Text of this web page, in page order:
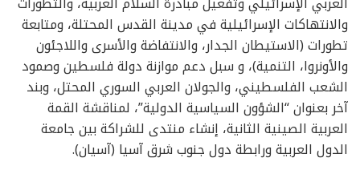
والانتهاكات الإسرائيلية في مدينة القدس المحتلة، ومتابعة
تطورات (الاستيطان الجدار، والانتفاضة والأسرى واللاجئون
والأونروا، التنمية)، و سبل دعم موازنة دولة فلسطين وصمود
الشعب الفلسطيني، والجولان العربي السوري المحتل، وبند
آخر بعنوان “الشؤون السياسية الدولية”، لمناقشة القمة
العربية الصينية الثانية، إنشاء منتدى للشراكة بين جامعة
الدول العربية ورابطة دول جنوب شرق آسیا (آسیان).